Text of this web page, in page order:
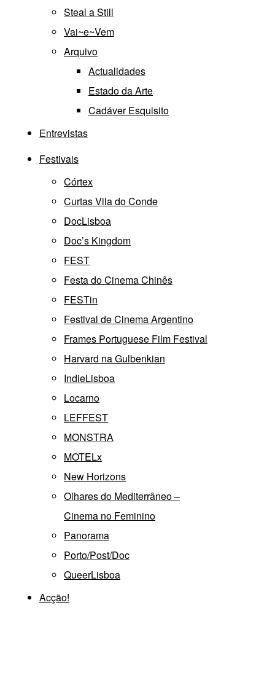
Steal a Still
Vai~e~Vem
Arquivo
Actualidades
Estado da Arte
Cadáver Esquisito
Entrevistas
Festivais
Córtex
Curtas Vila do Conde
DocLisboa
Doc’s Kingdom
FEST
Festa do Cinema Chinês
FESTin
Festival de Cinema Argentino
Frames Portuguese Film Festival
Harvard na Gulbenkian
IndieLisboa
Locarno
LEFFEST
MONSTRA
MOTELx
New Horizons
Olhares do Mediterrâneo –
Cinema no Feminino
Panorama
Porto/Post/Doc
QueerLisboa
Acção!